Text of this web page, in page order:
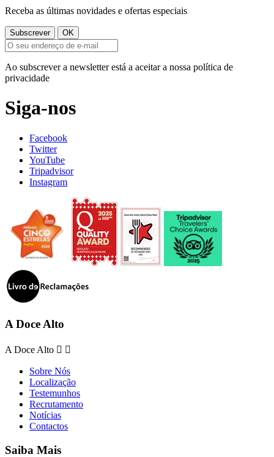
Receba as últimas novidades e ofertas especiais
Ao subscrever a newsletter está a aceitar a nossa política de
privacidade
Siga-nos
Facebook
Twitter
YouTube
Tripadvisor
Instagram
A Doce Alto
A Doce Alto  
Sobre Nós
Localização
Testemunhos
Recrutamento
Notícias
Contactos
Saiba Mais